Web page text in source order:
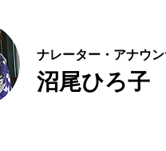
ナレーター・アナウ
沼尾ひろ子